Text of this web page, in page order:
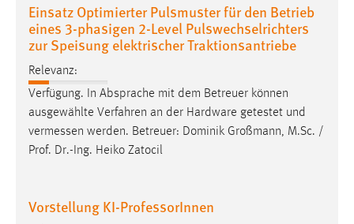
Einsatz Optimierter Pulsmuster für den Betrieb
eines 3-phasigen 2-Level Pulswechselrichters
zur Speisung elektrischer Traktionsantriebe
Relevanz:
Verfügung. In Absprache mit dem Betreuer können
ausgewählte Verfahren an der Hardware getestet und
vermessen werden. Betreuer: Dominik Großmann, M.Sc. /
Prof. Dr.-Ing. Heiko Zatocil
Vorstellung KI-ProfessorInnen
Chat
Name:
MibewSessionID, MIBEW_UserID, mibew_locale, mibew-
chat-frame-style-5e9dbeb1811c0446
Zweck:
Wird benötigt um die Chatfunktion nutzen zu können.
5e9dbeb1811c0446 = Sitzungslaufzeit, mibew_locale = 3
Jahre, MIBEW_UserID = 1 Jahr